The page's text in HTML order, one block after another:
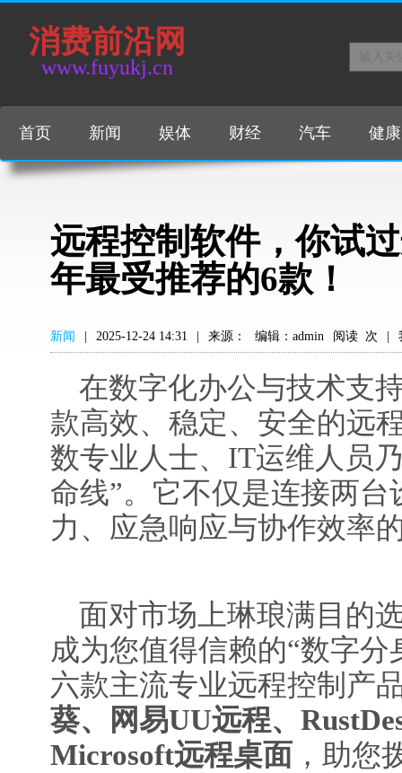
消费前沿网
www.fuyukj.cn
首页 新闻 娱体 财经 汽车 健康
远程控制软件，你试
年最受推荐的6款！
新闻 2025-12-24 14:31 来源： 编辑：admin 阅读 次
在数字化办公与技术支
款高效、稳定、安全的远
数专业人士、IT运维人员
命线”。它不仅是连接两
力、应急响应与协作效率
面对市场上琳琅满目的
成为您值得信赖的“数字
六款主流专业远程控制
葵、网易UU远程、
Microsoft远程桌面 ，助您